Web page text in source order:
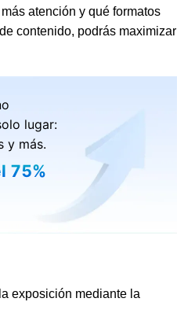
atención y qué formatos
contenido, podrás maximizar
lugar:
y más.
75%
exposición mediante la